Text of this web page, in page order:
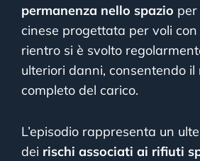
permanenza nello spazio
cinese progettata per voli
rientro si è svolto
ulteriori danni, consentendo il
completo del carico.
L’episodio rappresenta un
dei rischi associati ai rifiuti